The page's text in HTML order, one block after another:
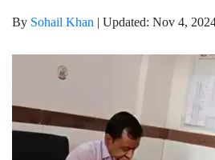
By Sohail Khan | Updated: Nov 4,